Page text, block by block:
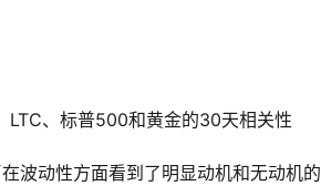
LTC、标普500和黄金的30天相关性
波动性方面看到了明显动机和无动机